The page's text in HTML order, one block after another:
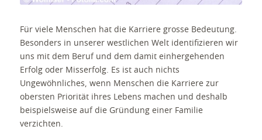
Für viele Menschen hat die Karriere grosse Bedeutung.
Besonders in unserer westlichen Welt identifizieren wir
uns mit dem Beruf und dem damit einhergehenden
Erfolg oder Misserfolg. Es ist auch nichts
Ungewöhnliches, wenn Menschen die Karriere zur
obersten Priorität ihres Lebens machen und deshalb
beispielsweise auf die Gründung einer Familie
verzichten.